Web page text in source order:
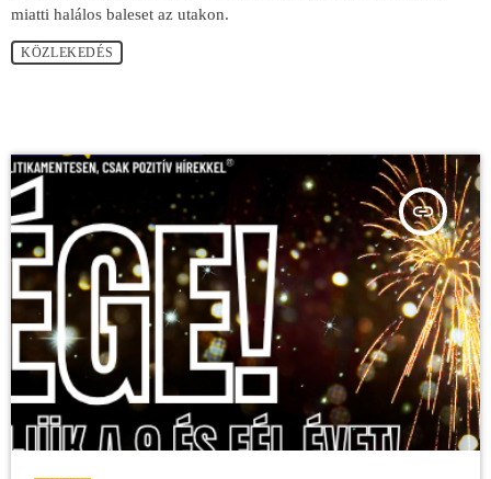
miatti halálos baleset az utakon.
KÖZLEKEDÉS
insert_link